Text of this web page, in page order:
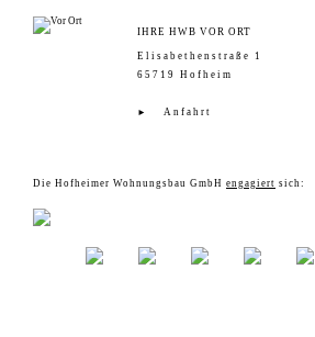
IHRE HWB VOR ORT
Elisabethenstraße 1
65719 Hofheim
Anfahrt
Die Hofheimer Wohnungsbau GmbH engagiert sich: